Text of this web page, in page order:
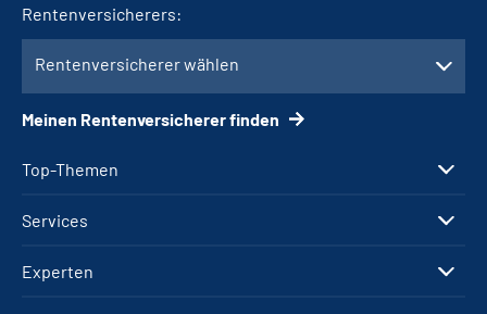
Top-Themen
Services
Experten
Rentenversicherers:
Rentenversicherer wählen
Meinen Rentenversicherer finden